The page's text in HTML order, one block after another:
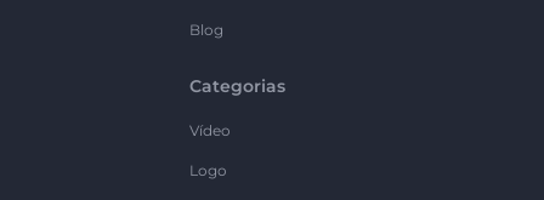
Blog
Categorias
Vídeo
Logo